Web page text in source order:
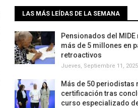
LAS MÁS LEÍDAS DE LA SEMANA
Pensionados del MIDE
más de 5 millones en
retroactivos
Jueves, Septiembre 11, 2025
Más de 50 periodistas
certificación tras
curso especializado